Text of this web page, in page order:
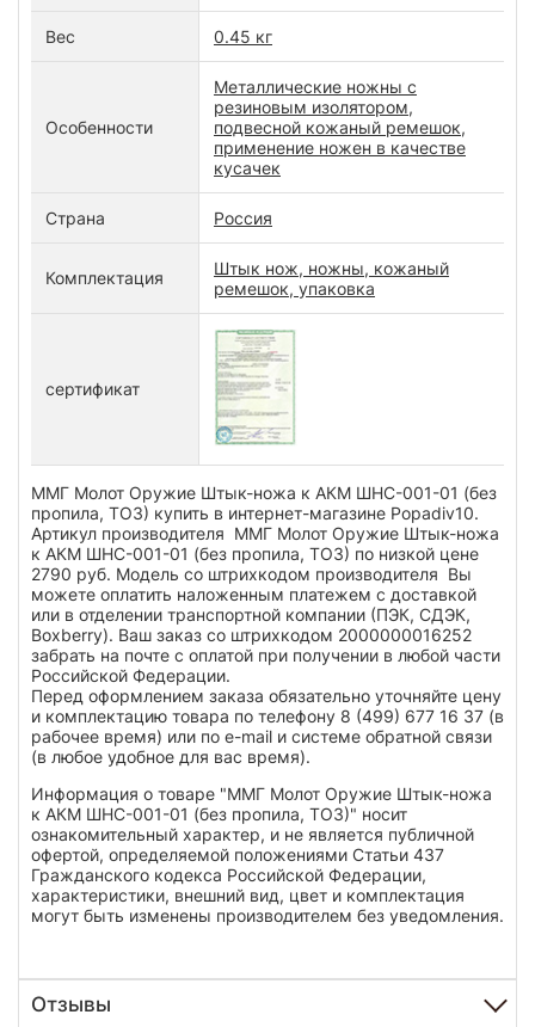
Вес 0.45 кг
Особенности
Металлические ножны с
резиновым изолятором,
подвесной кожаный ремешок,
применение ножен в качестве
кусачек
Страна Россия
Комплектация
Штык нож, ножны, кожаный
ремешок, упаковка
сертификат
ММГ Молот Оружие Штык-ножа к АКМ ШНС-001-01 (без
пропила, ТОЗ) купить в интернет-магазине Popadiv10.
Артикул производителя ММГ Молот Оружие Штык-ножа
к АКМ ШНС-001-01 (без пропила, ТОЗ) по низкой цене
2790 руб. Модель со штрихкодом производителя Вы
можете оплатить наложенным платежем с доставкой
или в отделении транспортной компании (ПЭК, СДЭК,
Boxberry). Ваш заказ со штрихкодом 2000000016252
забрать на почте с оплатой при получении в любой части
Российской Федерации.
Перед оформлением заказа обязательно уточняйте цену
и комплектацию товара по телефону 8 (499) 677 16 37 (в
рабочее время) или по e-mail и системе обратной связи
(в любое удобное для вас время).
Информация о товаре "ММГ Молот Оружие Штык-ножа
к АКМ ШНС-001-01 (без пропила, ТОЗ)" носит
ознакомительный характер, и не является публичной
офертой, определяемой положениями Статьи 437
Гражданского кодекса Российской Федерации,
характеристики, внешний вид, цвет и комплектация
могут быть изменены производителем без уведомления.
Отзывы